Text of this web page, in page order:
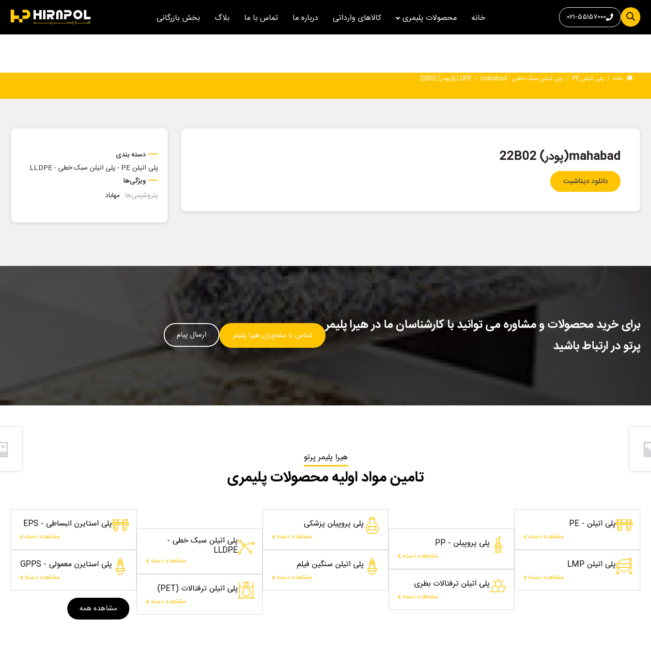
۰۲۱-۵۵۱۵۷۰۰۰ خانه محصولات پلیمری کالاهای وارداتی درباره ما تماس با ما بلاگ بخش بازرگانی
خانه / پلی اتیلن PE / پلی اتیلن سبک خطی - LLDPE / mahabad(پودر) 22B02
mahabad(پودر) 22B02
دانلود دیتاشیت
دسته بندی
پلی اتیلن PE
-پلی اتیلن سبک خطی - LLDPE
ویژگی‌ها
پتروشیمی‌ها: مهاباد
برای خرید محصولات و مشاوره می توانید با کارشناسان ما در هیرا پلیمر
پرتو در ارتباط باشید
تماس با مشاوران هیرا پلیمر ارسال پیام
هیرا پلیمر پرتو
تامین مواد اولیه محصولات پلیمری
پلی اتیلن - PE
مشاهده دسته
پلی اتیلن LMP
مشاهده دسته
پلی پروپیلن - PP
مشاهده دسته
پلی اتیلن ترفتالات بطری
مشاهده دسته
پلی پروپیلن پزشکی
مشاهده دسته
پلی اتیلن سنگین فیلم
مشاهده دسته
پلی اتیلن سبک خطی -
LLDPE
مشاهده دسته
پلی اتیلن ترفتالات (PET)
مشاهده دسته
پلی استایرن انبساطی - EPS
مشاهده دسته
پلی استایرن معمولی - GPPS
مشاهده دسته
مشاهده همه